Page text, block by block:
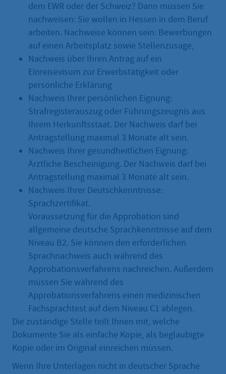
dem EWR oder der Schweiz? Dann müssen Sie
nachweisen: Sie wollen in Hessen in dem Beruf
arbeiten. Nachweise können sein: Bewerbungen
auf einen Arbeitsplatz sowie Stellenzusage,
Nachweis über Ihren Antrag auf ein
Einreisevisum zur Erwerbstätigkeit oder
persönliche Erklärung
Nachweis Ihrer persönlichen Eignung:
Strafregisterauszug oder Führungszeugnis aus
Ihrem Herkunftsstaat. Der Nachweis darf bei
Antragstellung maximal 3 Monate alt sein.
Nachweis Ihrer gesundheitlichen Eignung:
Ärztliche Bescheinigung. Der Nachweis darf bei
Antragstellung maximal 3 Monate alt sein.
Nachweis Ihrer Deutschkenntnisse:
Sprachzertifikat.
Voraussetzung für die Approbation sind
allgemeine deutsche Sprachkenntnisse auf dem
Niveau B2. Sie können den erforderlichen
Sprachnachweis auch während des
Approbationsverfahrens nachreichen. Außerdem
müssen Sie während des
Approbationsverfahrens einen medizinischen
Fachsprachtest auf dem Niveau C1 ablegen.
Die zuständige Stelle teilt Ihnen mit, welche
Dokumente Sie als einfache Kopie, als beglaubigte
Kopie oder im Original einreichen müssen.
Wenn Ihre Unterlagen nicht in deutscher Sprache